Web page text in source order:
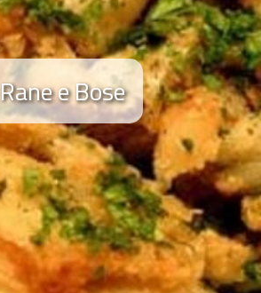
Rane e Bose